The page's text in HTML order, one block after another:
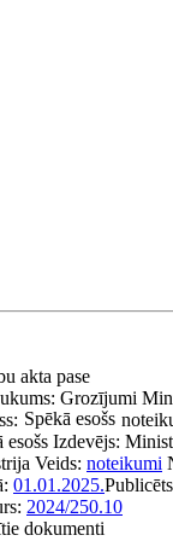
akta pase
Grozījumi
Spēkā esošs
esošs Izdevējs:
Veids: noteikumi
01.01.2025.
2024/250.10
dokumenti